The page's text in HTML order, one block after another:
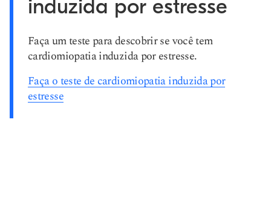
induzida por estresse
Faça um teste para descobrir se você tem
cardiomiopatia induzida por estresse.
Faça o teste de cardiomiopatia induzida por
estresse